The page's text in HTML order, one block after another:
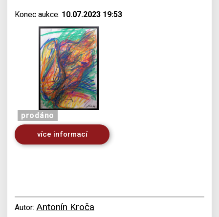
Konec aukce: 10.07.2023 19:53
prodáno
více informací
Autor: Antonín Kroča